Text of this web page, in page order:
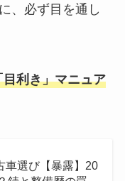
、必ず目を通し
利き」マニュア
車選び【暴露】20